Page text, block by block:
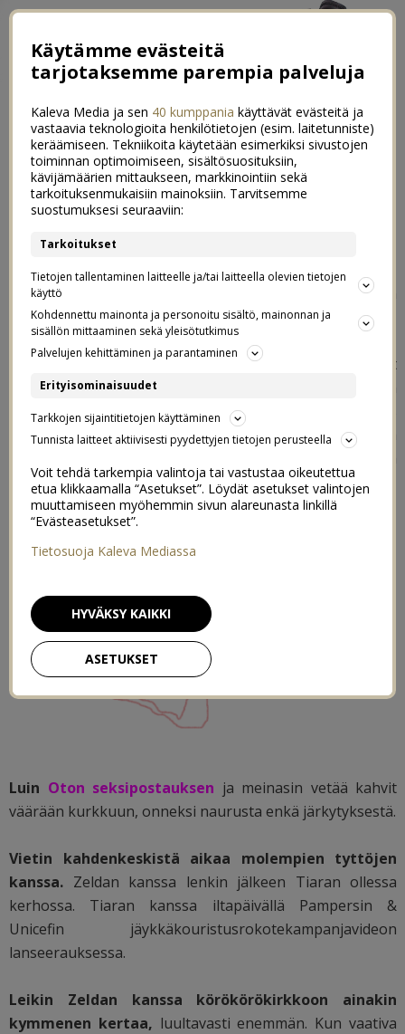
Tänään
Löysin aamulla kadoksissa olleen juoksuintoni
lähtemällä juoksulenkille metsään vietyäni esikoisen
kerhoon.
Eksyin metsään, kahdesti, metsään jossa olen käynyt
ainakin kymmenen kertaa, ja jouduin pysähtymään
molemmilla kerroilla tarkistaakseni reittiä. Eksyin siis
google maps apunani, bimboblondi täällä hei. Kuva
ympäri mutta juoksinkin samoja polkuja edestakaisin.
Luin Oton seksipostauksen ja meinasin vetää kahvit
väärään kurkkuun, onneksi naurusta enkä järkytyksestä.
Vietin kahdenkeskistä aikaa molempien tyttöjen
kanssa. Zeldan kanssa lenkin jälkeen Tiaran ollessa
kerhossa. Tiaran kanssa iltapäivällä Pampersin &
Unicefin jäykkäkouristusrokotekampanjavideon
lanseerauksessa.
Leikin Zeldan kanssa körökörökirkkoon ainakin
kymmenen kertaa, luultavasti enemmän. Kun vaativa
Käytämme evästeitä
tarjotaksemme parempia palveluja
Kaleva Media ja sen 40 kumppania käyttävät evästeitä ja
vastaavia teknologioita henkilötietojen (esim. laitetunniste)
keräämiseen. Tekniikoita käytetään esimerkiksi sivustojen
toiminnan optimoimiseen, sisältösuosituksiin,
kävijämäärien mittaukseen, markkinointiin sekä
tarkoituksenmukaisiin mainoksiin. Tarvitsemme
suostumuksesi seuraaviin:
Tarkoitukset
Tietojen tallentaminen laitteelle ja/tai laitteella olevien tietojen
käyttö
Kohdennettu mainonta ja personoitu sisältö, mainonnan ja
sisällön mittaaminen sekä yleisötutkimus
Palvelujen kehittäminen ja parantaminen
Erityisominaisuudet
Tarkkojen sijaintitietojen käyttäminen
Tunnista laitteet aktiivisesti pyydettyjen tietojen perusteella
Voit tehdä tarkempia valintoja tai vastustaa oikeutettua
etua klikkaamalla “Asetukset”. Löydät asetukset valintojen
muuttamiseen myöhemmin sivun alareunasta linkillä
“Evästeasetukset”.
Tietosuoja Kaleva Mediassa
ASETUKSET
HYVÄKSY KAIKKI